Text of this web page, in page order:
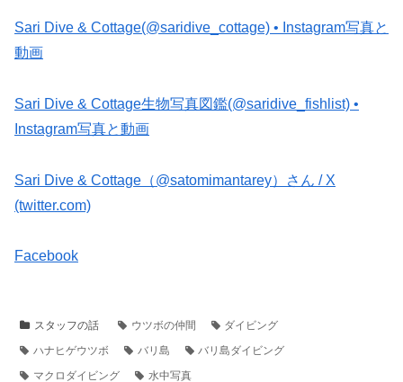
Sari Dive & Cottage(@saridive_cottage) • Instagram写真と
動画
Sari Dive & Cottage生物写真図鑑(@saridive_fishlist) •
Instagram写真と動画
Sari Dive & Cottage（@satomimantarey）さん / X
(twitter.com)
Facebook
スタッフの話 ウツボの仲間
ダイビング
ハナヒゲウツボ
バリ島
バリ島ダイビング
マクロダイビング
水中写真